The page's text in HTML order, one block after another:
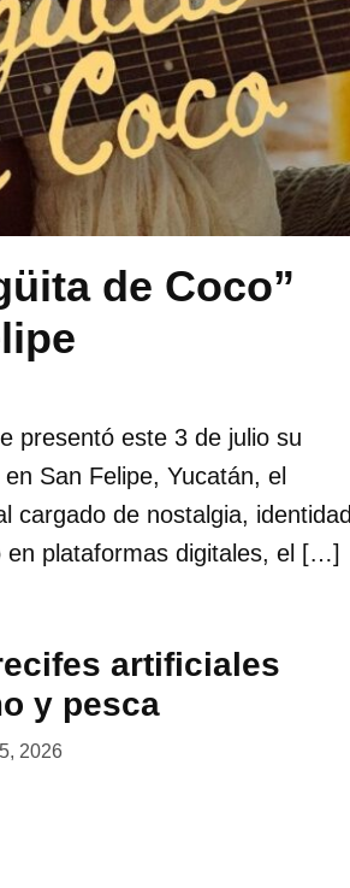
de Coco”
presentó este 3 de julio su
San Felipe, Yucatán, el
cargado de nostalgia, identidad
en plataformas digitales, el […]
artificiales
y pesca
2026